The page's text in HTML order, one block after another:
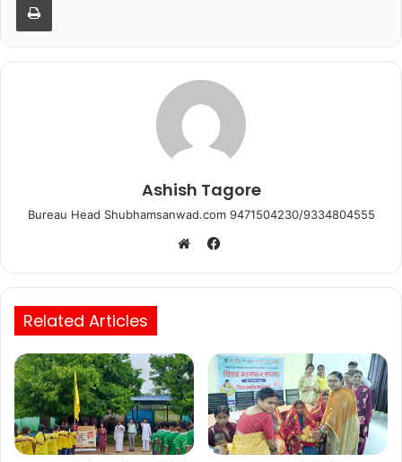
k
Ashish Tagore
Bureau Head Shubhamsanwad.com 9471504230/9334804555
Facebook
Related Articles